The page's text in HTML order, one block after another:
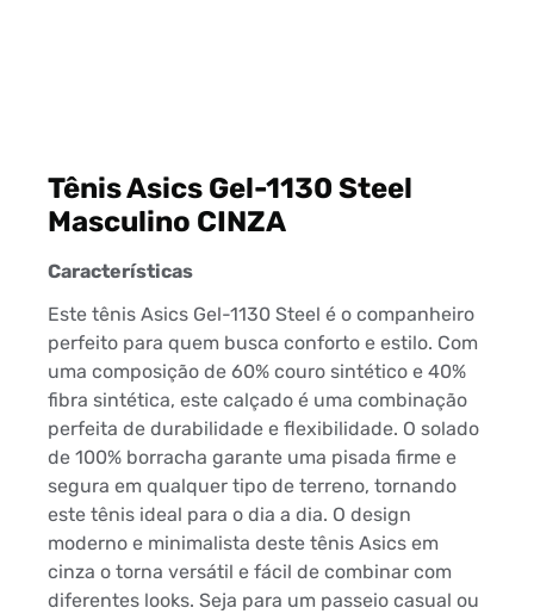
Tênis Asics Gel-1130 Steel
Masculino CINZA
Características
Este tênis Asics Gel-1130 Steel é o companheiro
perfeito para quem busca conforto e estilo. Com
uma composição de 60% couro sintético e 40%
fibra sintética, este calçado é uma combinação
perfeita de durabilidade e flexibilidade. O solado
de 100% borracha garante uma pisada firme e
segura em qualquer tipo de terreno, tornando
este tênis ideal para o dia a dia. O design
moderno e minimalista deste tênis Asics em
cinza o torna versátil e fácil de combinar com
diferentes looks. Seja para um passeio casual ou